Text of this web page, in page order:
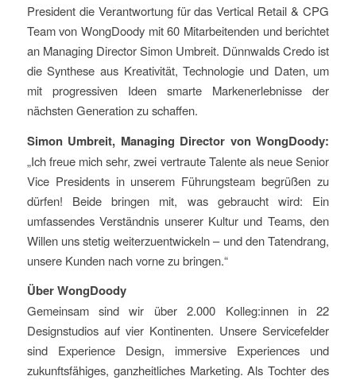
President die Verantwortung für das Vertical Retail & CPG
Team von WongDoody mit 60 Mitarbeitenden und berichtet
an Managing Director Simon Umbreit. Dünnwalds Credo ist
die Synthese aus Kreativität, Technologie und Daten, um
mit progressiven Ideen smarte Markenerlebnisse der
nächsten Generation zu schaffen.
Simon Umbreit, Managing Director von WongDoody:
„Ich freue mich sehr, zwei vertraute Talente als neue Senior
Vice Presidents in unserem Führungsteam begrüßen zu
dürfen! Beide bringen mit, was gebraucht wird: Ein
umfassendes Verständnis unserer Kultur und Teams, den
Willen uns stetig weiterzuentwickeln – und den Tatendrang,
unsere Kunden nach vorne zu bringen.“
Über WongDoody
Gemeinsam sind wir über 2.000 Kolleg:innen in 22
Designstudios auf vier Kontinenten. Unsere Servicefelder
sind Experience Design, immersive Experiences und
zukunftsfähiges, ganzheitliches Marketing. Als Tochter des